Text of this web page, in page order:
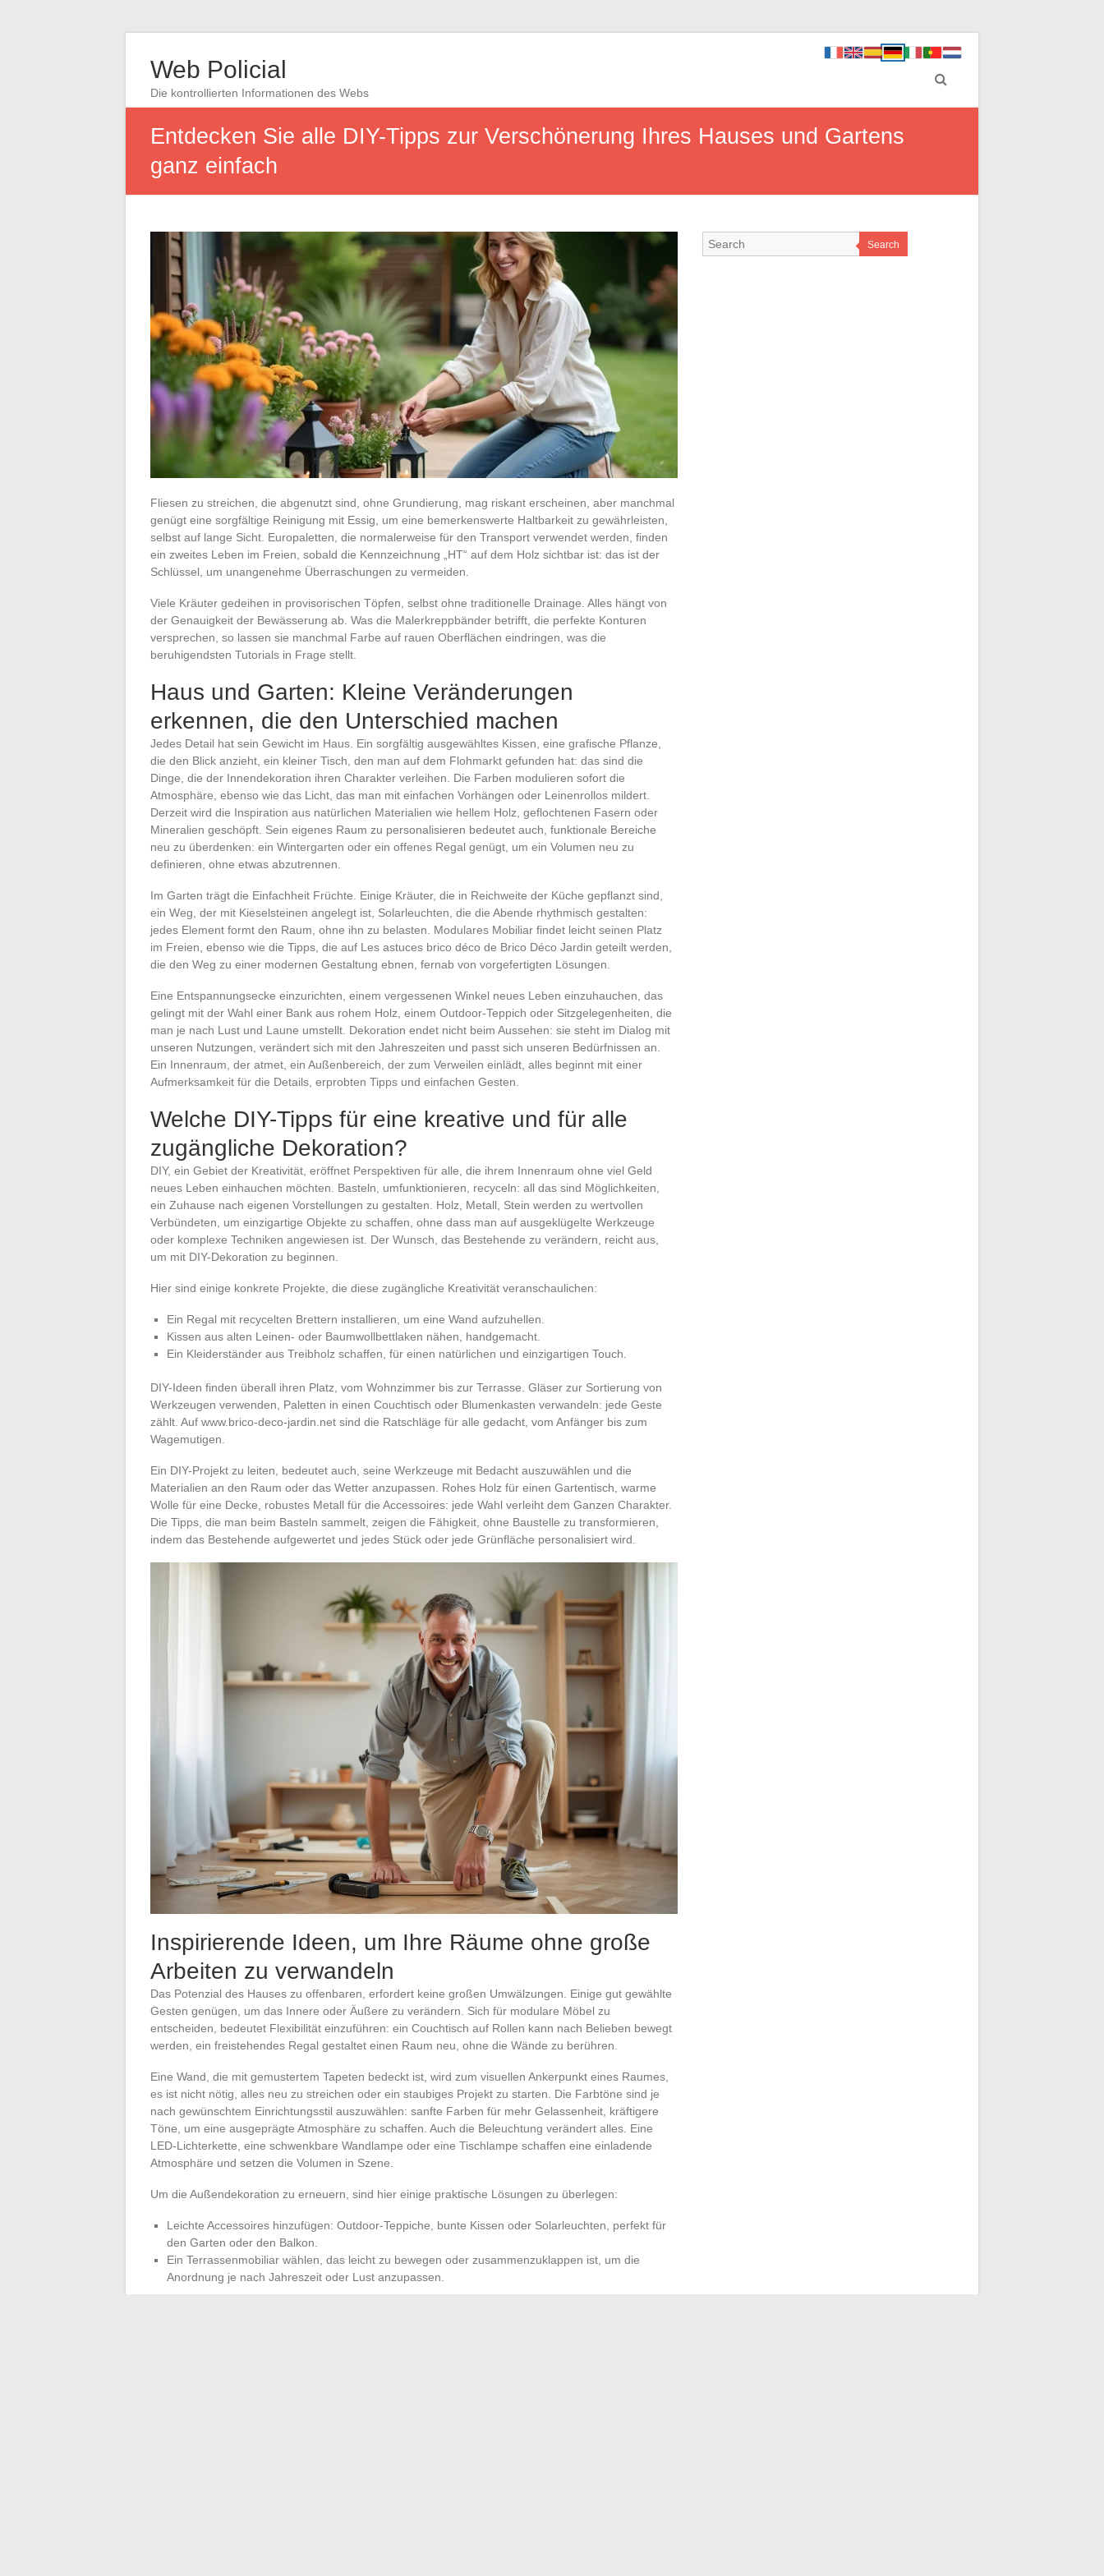
Web Policial
Die kontrollierten Informationen des Webs
Entdecken Sie alle DIY-Tipps zur Verschönerung Ihres Hauses und Gartens
ganz einfach
Fliesen zu streichen, die abgenutzt sind, ohne Grundierung, mag riskant erscheinen, aber manchmal
genügt eine sorgfältige Reinigung mit Essig, um eine bemerkenswerte Haltbarkeit zu gewährleisten,
selbst auf lange Sicht. Europaletten, die normalerweise für den Transport verwendet werden, finden
ein zweites Leben im Freien, sobald die Kennzeichnung „HT“ auf dem Holz sichtbar ist: das ist der
Schlüssel, um unangenehme Überraschungen zu vermeiden.
Viele Kräuter gedeihen in provisorischen Töpfen, selbst ohne traditionelle Drainage. Alles hängt von
der Genauigkeit der Bewässerung ab. Was die Malerkreppbänder betrifft, die perfekte Konturen
versprechen, so lassen sie manchmal Farbe auf rauen Oberflächen eindringen, was die
beruhigendsten Tutorials in Frage stellt.
Haus und Garten: Kleine Veränderungen
erkennen, die den Unterschied machen
Jedes Detail hat sein Gewicht im Haus. Ein sorgfältig ausgewähltes Kissen, eine grafische Pflanze,
die den Blick anzieht, ein kleiner Tisch, den man auf dem Flohmarkt gefunden hat: das sind die
Dinge, die der Innendekoration ihren Charakter verleihen. Die Farben modulieren sofort die
Atmosphäre, ebenso wie das Licht, das man mit einfachen Vorhängen oder Leinenrollos mildert.
Derzeit wird die Inspiration aus natürlichen Materialien wie hellem Holz, geflochtenen Fasern oder
Mineralien geschöpft. Sein eigenes Raum zu personalisieren bedeutet auch, funktionale Bereiche
neu zu überdenken: ein Wintergarten oder ein offenes Regal genügt, um ein Volumen neu zu
definieren, ohne etwas abzutrennen.
Im Garten trägt die Einfachheit Früchte. Einige Kräuter, die in Reichweite der Küche gepflanzt sind,
ein Weg, der mit Kieselsteinen angelegt ist, Solarleuchten, die die Abende rhythmisch gestalten:
jedes Element formt den Raum, ohne ihn zu belasten. Modulares Mobiliar findet leicht seinen Platz
im Freien, ebenso wie die Tipps, die auf Les astuces brico déco de Brico Déco Jardin geteilt werden,
die den Weg zu einer modernen Gestaltung ebnen, fernab von vorgefertigten Lösungen.
Eine Entspannungsecke einzurichten, einem vergessenen Winkel neues Leben einzuhauchen, das
gelingt mit der Wahl einer Bank aus rohem Holz, einem Outdoor-Teppich oder Sitzgelegenheiten, die
man je nach Lust und Laune umstellt. Dekoration endet nicht beim Aussehen: sie steht im Dialog mit
unseren Nutzungen, verändert sich mit den Jahreszeiten und passt sich unseren Bedürfnissen an.
Ein Innenraum, der atmet, ein Außenbereich, der zum Verweilen einlädt, alles beginnt mit einer
Aufmerksamkeit für die Details, erprobten Tipps und einfachen Gesten.
Welche DIY-Tipps für eine kreative und für alle
zugängliche Dekoration?
DIY, ein Gebiet der Kreativität, eröffnet Perspektiven für alle, die ihrem Innenraum ohne viel Geld
neues Leben einhauchen möchten. Basteln, umfunktionieren, recyceln: all das sind Möglichkeiten,
ein Zuhause nach eigenen Vorstellungen zu gestalten. Holz, Metall, Stein werden zu wertvollen
Verbündeten, um einzigartige Objekte zu schaffen, ohne dass man auf ausgeklügelte Werkzeuge
oder komplexe Techniken angewiesen ist. Der Wunsch, das Bestehende zu verändern, reicht aus,
um mit DIY-Dekoration zu beginnen.
Hier sind einige konkrete Projekte, die diese zugängliche Kreativität veranschaulichen:
Ein Regal mit recycelten Brettern installieren, um eine Wand aufzuhellen.
Kissen aus alten Leinen- oder Baumwollbettlaken nähen, handgemacht.
Ein Kleiderständer aus Treibholz schaffen, für einen natürlichen und einzigartigen Touch.
DIY-Ideen finden überall ihren Platz, vom Wohnzimmer bis zur Terrasse. Gläser zur Sortierung von
Werkzeugen verwenden, Paletten in einen Couchtisch oder Blumenkasten verwandeln: jede Geste
zählt. Auf www.brico-deco-jardin.net sind die Ratschläge für alle gedacht, vom Anfänger bis zum
Wagemutigen.
Ein DIY-Projekt zu leiten, bedeutet auch, seine Werkzeuge mit Bedacht auszuwählen und die
Materialien an den Raum oder das Wetter anzupassen. Rohes Holz für einen Gartentisch, warme
Wolle für eine Decke, robustes Metall für die Accessoires: jede Wahl verleiht dem Ganzen Charakter.
Die Tipps, die man beim Basteln sammelt, zeigen die Fähigkeit, ohne Baustelle zu transformieren,
indem das Bestehende aufgewertet und jedes Stück oder jede Grünfläche personalisiert wird.
Inspirierende Ideen, um Ihre Räume ohne große
Arbeiten zu verwandeln
Das Potenzial des Hauses zu offenbaren, erfordert keine großen Umwälzungen. Einige gut gewählte
Gesten genügen, um das Innere oder Äußere zu verändern. Sich für modulare Möbel zu
entscheiden, bedeutet Flexibilität einzuführen: ein Couchtisch auf Rollen kann nach Belieben bewegt
werden, ein freistehendes Regal gestaltet einen Raum neu, ohne die Wände zu berühren.
Eine Wand, die mit gemustertem Tapeten bedeckt ist, wird zum visuellen Ankerpunkt eines Raumes,
es ist nicht nötig, alles neu zu streichen oder ein staubiges Projekt zu starten. Die Farbtöne sind je
nach gewünschtem Einrichtungsstil auszuwählen: sanfte Farben für mehr Gelassenheit, kräftigere
Töne, um eine ausgeprägte Atmosphäre zu schaffen. Auch die Beleuchtung verändert alles. Eine
LED-Lichterkette, eine schwenkbare Wandlampe oder eine Tischlampe schaffen eine einladende
Atmosphäre und setzen die Volumen in Szene.
Um die Außendekoration zu erneuern, sind hier einige praktische Lösungen zu überlegen:
Leichte Accessoires hinzufügen: Outdoor-Teppiche, bunte Kissen oder Solarleuchten, perfekt für
den Garten oder den Balkon.
Ein Terrassenmobiliar wählen, das leicht zu bewegen oder zusammenzuklappen ist, um die
Anordnung je nach Jahreszeit oder Lust anzupassen.
Search